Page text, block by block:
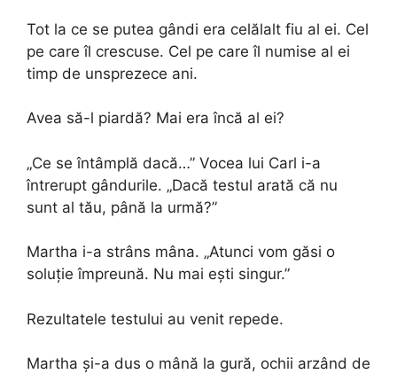
Tot la ce se putea gândi era celălalt fiu al ei. Cel
pe care îl crescuse. Cel pe care îl numise al ei
timp de unsprezece ani.
Avea să-l piardă? Mai era încă al ei?
„Ce se întâmplă dacă…” Vocea lui Carl i-a
întrerupt gândurile. „Dacă testul arată că nu
sunt al tău, până la urmă?”
Martha i-a strâns mâna. „Atunci vom găsi o
soluție împreună. Nu mai ești singur.”
Rezultatele testului au venit repede.
Martha și-a dus o mână la gură, ochii arzând de